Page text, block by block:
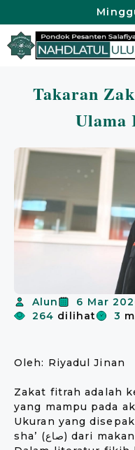
ke
isi
Takaran
Ulama
Alun 6 Mar
264 dilihat 3
Oleh: Riyadul Jinan
Zakat fitrah adalah
yang mampu pada
Ukuran yang
sha’ (صاع) dari makanan pokok negeri setempat.